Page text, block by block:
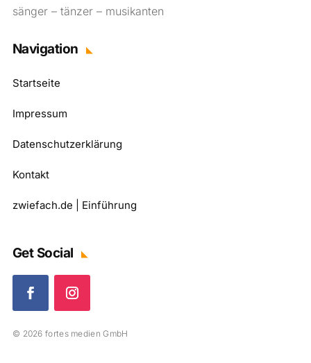
sänger – tänzer – musikanten
Navigation
Startseite
Impressum
Datenschutzerklärung
Kontakt
zwiefach.de | Einführung
Get Social
© 2026 fortes medien GmbH